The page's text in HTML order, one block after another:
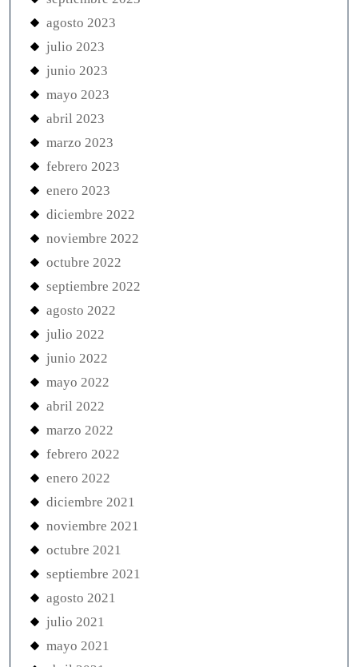
agosto 2023
julio 2023
junio 2023
mayo 2023
abril 2023
marzo 2023
febrero 2023
enero 2023
diciembre 2022
noviembre 2022
octubre 2022
septiembre 2022
agosto 2022
julio 2022
junio 2022
mayo 2022
abril 2022
marzo 2022
febrero 2022
enero 2022
diciembre 2021
noviembre 2021
octubre 2021
septiembre 2021
agosto 2021
julio 2021
mayo 2021